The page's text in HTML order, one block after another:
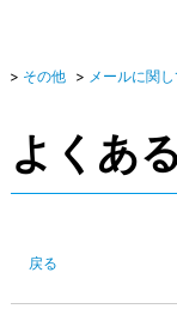
> その他 > メールに関
よくあ
戻る